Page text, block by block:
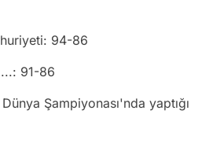
94-86
91-86
Şampiyonası'nda yaptığı